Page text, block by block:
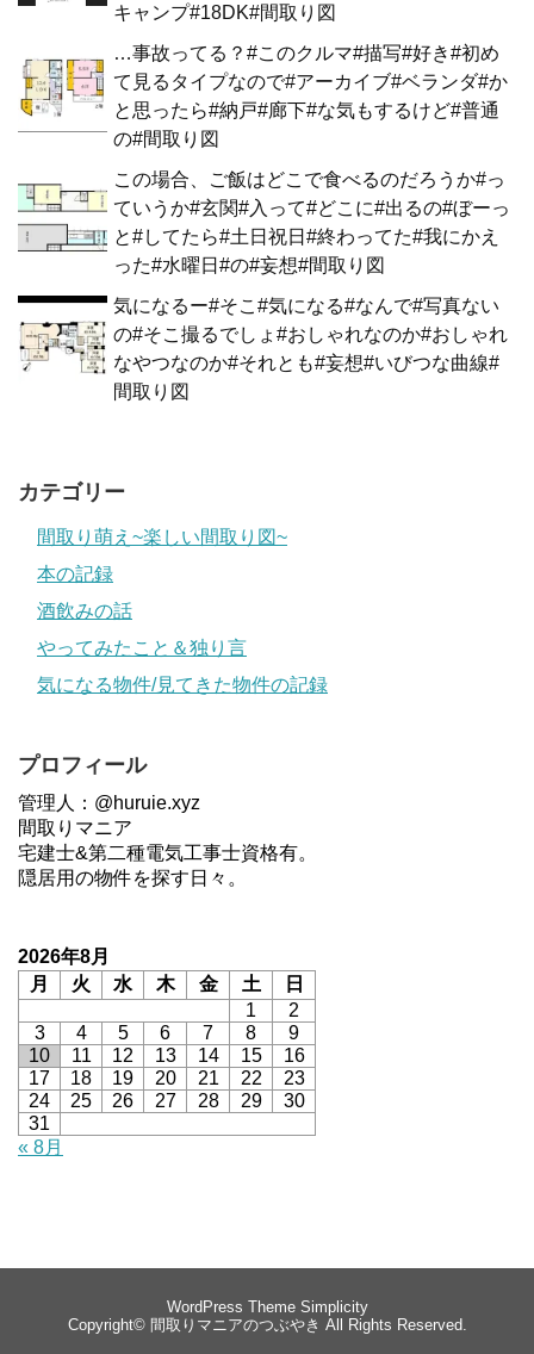
キャンプ#18DK#間取り図
…事故ってる？#このクルマ#描写#好き#初め
て見るタイプなので#アーカイブ#ベランダ#か
と思ったら#納戸#廊下#な気もするけど#普通
の#間取り図
この場合、ご飯はどこで食べるのだろうか#っ
ていうか#玄関#入って#どこに#出るの#ぼーっ
と#してたら#土日祝日#終わってた#我にかえ
った#水曜日#の#妄想#間取り図
気になるー#そこ#気になる#なんで#写真ない
の#そこ撮るでしょ#おしゃれなのか#おしゃれ
なやつなのか#それとも#妄想#いびつな曲線#
間取り図
カテゴリー
間取り萌え~楽しい間取り図~
本の記録
酒飲みの話
やってみたこと＆独り言
気になる物件/見てきた物件の記録
プロフィール
管理人：@huruie.xyz
間取りマニア
宅建士&第二種電気工事士資格有。
隠居用の物件を探す日々。
2026年8月
月
火 水 木 金 土
日
1
2
3
4 5 6 7 8
9
10
11 12 13 14 15
16
17
18 19 20 21 22
23
24
25 26 27 28 29
30
31
« 8月
WordPress Theme Simplicity
Copyright© 間取りマニアのつぶやき All Rights Reserved.